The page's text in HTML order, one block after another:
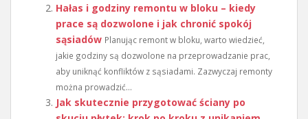
Hałas i godziny remontu w bloku – kiedy
prace są dozwolone i jak chronić spokój
sąsiadów Planując remont w bloku, warto wiedzieć,
jakie godziny są dozwolone na przeprowadzanie prac,
aby uniknąć konfliktów z sąsiadami. Zazwyczaj remonty
można prowadzić...
Jak skutecznie przygotować ściany po